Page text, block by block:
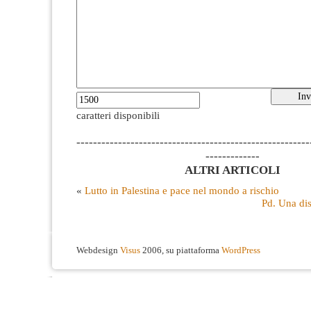
caratteri disponibili
-------------
ALTRI ARTICOLI
« Lutto in Palestina e pace nel mondo a rischio
Pd. Una
Webdesign Visus 2006, su piattaforma WordPress